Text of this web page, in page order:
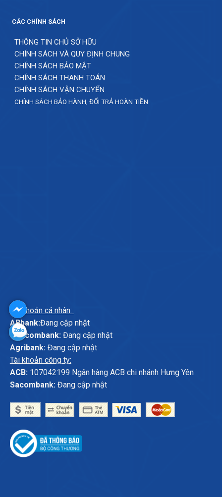
CÁC CHÍNH SÁCH
THÔNG TIN CHỦ SỞ HỮU
CHÍNH SÁCH VÀ QUY ĐỊNH CHUNG
CHÍNH SÁCH BẢO MẬT
CHÍNH SÁCH THANH TOÁN
CHÍNH SÁCH VẬN CHUYỂN
CHÍNH SÁCH BẢO HÀNH, ĐỔI TRẢ HOÀN TIỀN
Tài khoản cá nhân:
ABbank:Đang cập nhật
Vietcombank:Đang cập nhật
Agribank:Đang cập nhật
Tài khoản công ty:
ACB:107042199 Ngân hàng ACB chi nhánh Hưng Yên
Sacombank:Đang cập nhật